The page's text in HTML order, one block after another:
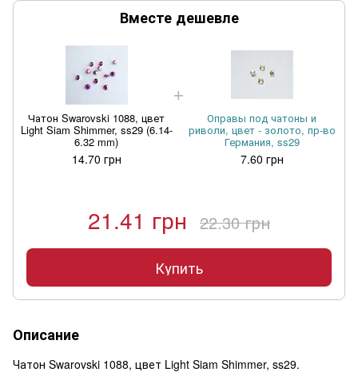
Вместе дешевле
Чатон Swarovski 1088, цвет
Light Siam Shimmer, ss29 (6.14-
6.32 mm)
14.70 грн
Оправы под чатоны и
риволи, цвет - золото, пр-во
Германия, ss29
7.60 грн
21.41 грн 22.30 грн
Купить
Описание
Чатон Swarovski 1088, цвет Light Siam Shimmer, ss29.